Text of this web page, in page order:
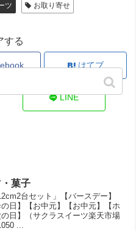
ツ お取り寄せ
する
はてブ
LINE
菓子
台セット」【バースデー】
日】【お中元】【お中元】【ホ
日】（サクラスイーツ楽天市場
...